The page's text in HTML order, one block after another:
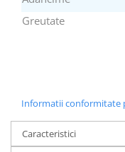
Greutate
Informatii conformitate
Caracteristici